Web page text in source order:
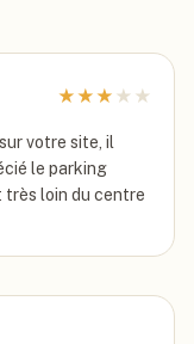
★★★ ★ ★
votre site, il
le parking
très loin du centre